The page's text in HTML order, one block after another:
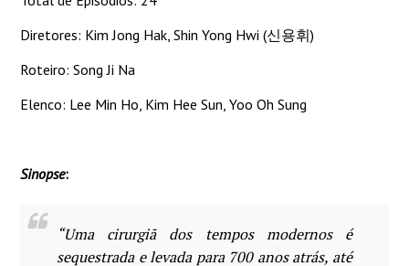
Diretores: Kim Jong Hak, Shin Yong Hwi (신용휘)
Roteiro: Song Ji Na
Elenco: Lee Min Ho, Kim Hee Sun, Yoo Oh Sung
Sinopse:
“Uma cirurgiã dos tempos modernos é
sequestrada e levada para 700 anos atrás, até